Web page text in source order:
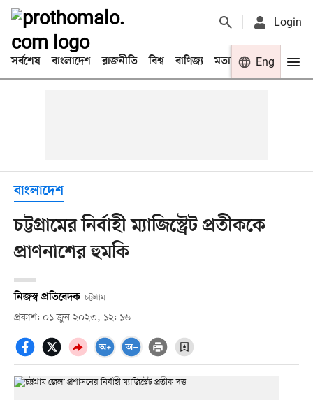
Login
সর্বশেষ বাংলাদেশ রাজনীতি বিশ্ব বাণিজ্য মতামত খেলা
Eng
বাংলাদেশ
চট্টগ্রামের নির্বাহী ম্যাজিস্ট্রেট প্রতীককে
প্রাণনাশের হুমকি
নিজস্ব প্রতিবেদক চট্টগ্রাম
প্রকাশ: ০১ জুন ২০২৩, ১২: ১৬